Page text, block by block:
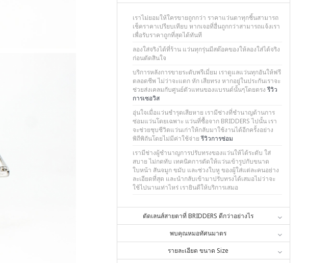
เราไม่ยอมให้ใครขายถูกกว่า ราคาแว่นตาทุกชิ้นสามารถ
เช็คราคาเปรียบเทียบ หากเจอที่อื่นถูกกว่าสามารถแจ้งเรา
เพื่อรับราคาถูกที่สุดได้ทันที
ลองใส่จริงได้ที่ร้าน แว่นทุกรุ่นมีสต๊อคของให้ลองใส่ได้จริง
ก่อนตัดสินใจ
บริการหลังการขายระดับพรีเมี่ยม เราดูแลแว่นทุกอันให้ฟรี
ตลอดชีพ ไม่ว่าจะแตก หัก เสียทรง หากอยู่ในประกันเราจะ
ช่วยส่งเคลมกับศูนย์ตัวแทนของแบรนด์นั้นๆโดยตรงรีวิว
การเซอวิส
อุ่นใจเมื่อแว่นชำรุดเสียหาย เรามีช่างที่ชำนาญด้านการ
ซ่อมแว่นโดยเฉพาะ แว่นที่ซื้อจาก BRIDDERS ไปนั้น เรา
จะช่วยชุบชีวิตแว่นเก่าให้กลับมาใช้งานได้อีกครั้งอย่าง
พิถีพิถันโดยไม่มีค่าใช้จ่ายรีวิวการซ่อม
เรามีช่างผู้ชำนาญการปรับทรงของแว่นให้ได้ระดับ ใส่
สบาย ไม่กดทับ เทคนิคการดัดให้แว่นเข้ารูปกับขนาด
ใบหน้า สันจมูก ขมับ และช่วงใบหู ของผู้ใส่แต่ละคนอย่าง
ละเอียดที่สุด และนำกลับเข้ามาปรับทรงได้เสมอไม่ว่าจะ
ใช้ไปนานเท่าไหร่ เรายินดีให้บริการเสมอ
ตัดเลนส์สายตาที่ BRIDDERS ดีกว่าอย่างไร
พบคุณหมอทัศนมาตร
รายละเอียด ขนาด Size